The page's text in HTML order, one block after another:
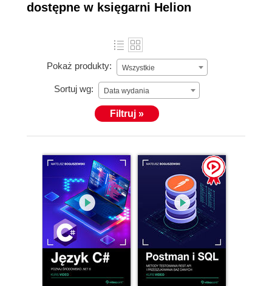
dostępne w księgarni Helion
Pokaż produkty: Wszystkie
Sortuj wg: Data wydania
Filtruj »